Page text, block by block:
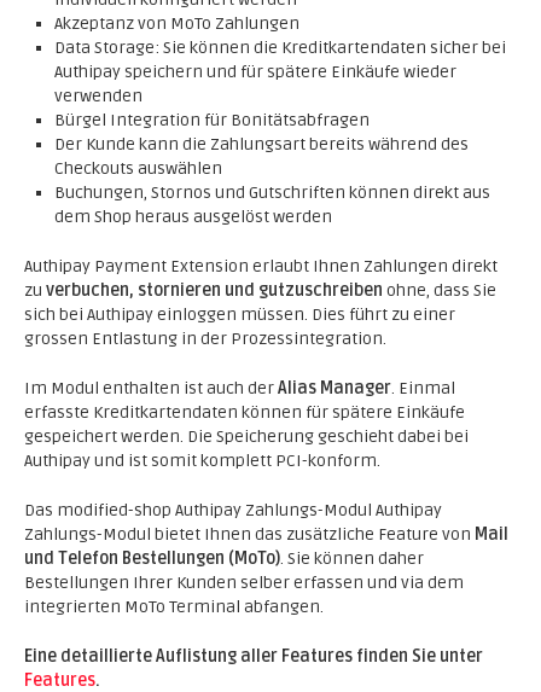
Akzeptanz von MoTo Zahlungen
Data Storage: Sie können die Kreditkartendaten sicher bei
Authipay speichern und für spätere Einkäufe wieder
verwenden
Bürgel Integration für Bonitätsabfragen
Der Kunde kann die Zahlungsart bereits während des
Checkouts auswählen
Buchungen, Stornos und Gutschriften können direkt aus
dem Shop heraus ausgelöst werden
Authipay Payment Extension erlaubt Ihnen Zahlungen direkt
zu verbuchen, stornieren und gutzuschreiben ohne, dass Sie
sich bei Authipay einloggen müssen. Dies führt zu einer
grossen Entlastung in der Prozessintegration.
Im Modul enthalten ist auch derAlias Manager. Einmal
erfasste Kreditkartendaten können für spätere Einkäufe
gespeichert werden. Die Speicherung geschieht dabei bei
Authipay und ist somit komplett PCI-konform.
Das modified-shop Authipay Zahlungs-Modul Authipay
Zahlungs-Modul bietet Ihnen das zusätzliche Feature von Mail
und Telefon Bestellungen (MoTo). Sie können daher
Bestellungen Ihrer Kunden selber erfassen und via dem
integrierten MoTo Terminal abfangen.
Eine detaillierte Auflistung aller Features finden Sie unter
Features.